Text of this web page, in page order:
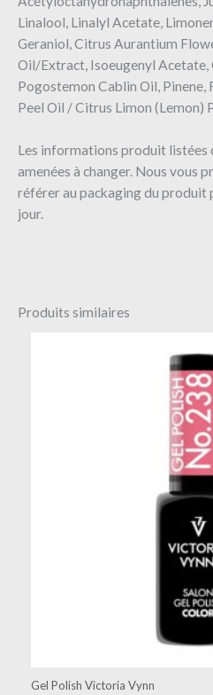
Linalool, Linalyl Acetate,
Geraniol, Citrus Aurantium
Oil/Extract, Isoeugenyl Acetate,
Pogostemon Cablin Oil, Pinene,
Peel Oil / Citrus Limon (Lemon)
Les informations produit listées
amenées à changer. Nous vous
référer au packaging du produit
jour.
Produits similaires
Gel Polish Victoria Vynn